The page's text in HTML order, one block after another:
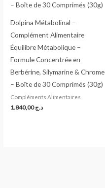
Dolpina Métabolinal –
Complément Alimentaire
Équilibre Métabolique –
Formule Concentrée en
Berbérine, Silymarine & Chrome
– Boîte de 30 Comprimés (30g)
Compléments Alimentaires
د.ج1.840,00